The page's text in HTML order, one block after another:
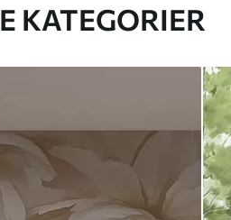
KATEGORIER